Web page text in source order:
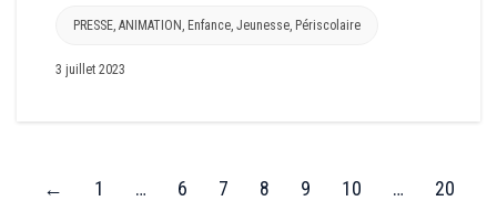
PRESSE ANIMATION Enfance Jeunesse Périscolaire
3 juillet 2023
← 1 … 6 7 8 9 10 …
20